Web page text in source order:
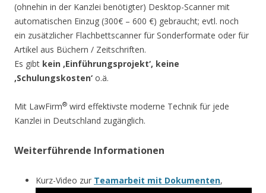
(ohnehin in der Kanzlei benötigter) Desktop-Scanner mit
automatischen Einzug (300€ – 600 €) gebraucht; evtl. noch
ein zusätzlicher Flachbettscanner für Sonderformate oder für
Artikel aus Büchern / Zeitschriften.
Es gibt kein ‚Einführungsprojekt‘, keine
‚Schulungskosten‘ o.ä.
Mit LawFirm® wird effektivste moderne Technik für jede
Kanzlei in Deutschland zugänglich.
Weiterführende Informationen
Kurz-Video zur Teamarbeit mit Dokumenten,